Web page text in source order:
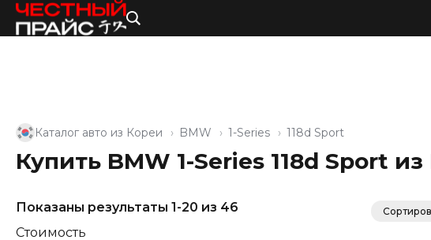
Показаны результаты 1-20 из 46
Стоимость
Каталог авто из Кореи BMW 1-Series 118d Sport
Купить BMW 1-Series 118d Sport